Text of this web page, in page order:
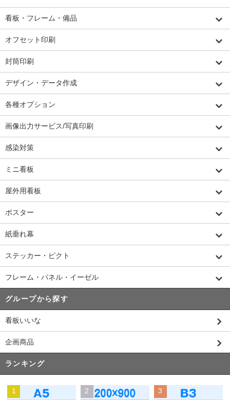
看板・フレーム・備品
オフセット印刷
封筒印刷
デザイン・データ作成
各種オプション
画像出力サービス/写真印刷
感染対策
ミニ看板
屋外用看板
ポスター
紙垂れ幕
ステッカー・ピクト
フレーム・パネル・イーゼル
グループから探す
看板いいな
企画商品
ランキング
1 2 3